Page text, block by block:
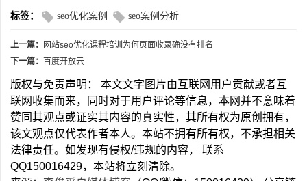
标签： seo优化案例 seo案例分析
上一篇：
网站seo优化课程培训为何页面收录确没有排名
下一篇：
百度开放云
版权与免责声明： 本文文字图片由互联网用户贡献或者互
联网收集而来，同时对于用户评论等信息，本网并不意味着
赞同其观点或证实其内容的真实性，其所有权为原创拥有，
该文观点仅代表作者本人。本站不拥有所有权，不承担相关
法律责任。如发现有侵权/违规的内容， 联系
QQ150016429，本站将立刻清除。